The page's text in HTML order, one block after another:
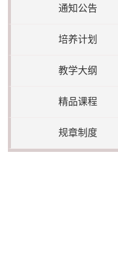
通知公告
培养计划
教学大纲
精品课程
规章制度